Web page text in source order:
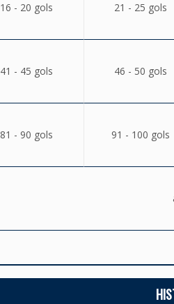
16 - 20 gols 21 - 25 gols
41 - 45 gols 46 - 50 gols
81 - 90 gols 91 - 100 gols